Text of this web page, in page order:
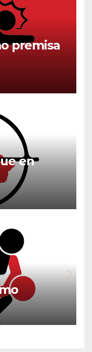
premisa
en